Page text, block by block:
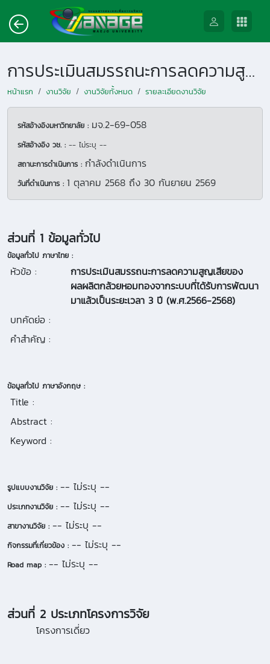
การประเมินสมรรถนะการลดความสูญเสียของผลผลิตกล้วยหอมทองจากระบบที่ได้รับการพัฒนามาแล้วเป็นระยะเวลา 3 ปี (พ.ศ.2566-2568)
หน้าแรก งานวิจัย งานวิจัยทั้งหมด รายละเอียดงานวิจัย
รหัสอ้างอิงมหาวิทยาลัย : มจ.2-69-058
รหัสอ้างอิง วช. : -- ไม่ระบุ --
สถานะการดำเนินการ : กำลังดำเนินการ
วันที่ดำเนินการ : 1 ตุลาคม 2568 ถึง 30 กันยายน 2569
ส่วนที่ 1 ข้อมูลทั่วไป
ข้อมูลทั่วไป ภาษาไทย :
หัวข้อ :
การประเมินสมรรถนะการลดความสูญเสียของ
ผลผลิตกล้วยหอมทองจากระบบที่ได้รับการพัฒนา
มาแล้วเป็นระยะเวลา 3 ปี (พ.ศ.2566-2568)
บทคัดย่อ :
คำสำคัญ :
ข้อมูลทั่วไป ภาษาอังกฤษ :
Title :
Abstract :
Keyword :
รูปแบบงานวิจัย : -- ไม่ระบุ --
ประเภทงานวิจัย : -- ไม่ระบุ --
สาขางานวิจัย : -- ไม่ระบุ --
กิจกรรมที่เกี่ยวข้อง : -- ไม่ระบุ --
Road map : -- ไม่ระบุ --
ส่วนที่ 2 ประเภทโครงการวิจัย
โครงการเดี่ยว